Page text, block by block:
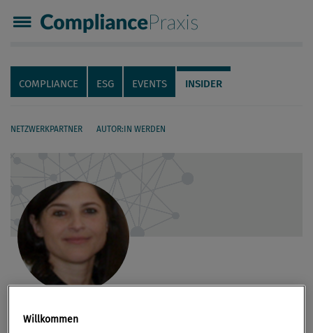
Compliance Praxis
Servicenavigation
Navigation
COMPLIANCE ESG EVENTS INSIDER
NETZWERKPARTNER AUTOR:IN WERDEN
Mag. Maria Ulmer
Willkommen